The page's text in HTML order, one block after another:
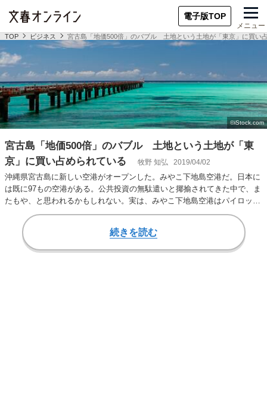
電子版TOP
メニュー
TOP ビジネス 宮古島「地価500倍」のバブル 土地という土地が「東京」に買い
宮古島「地価500倍」のバブル 土地という土地が「東
京」に買い占められている
牧野 知弘 2019/04/02
沖縄県宮古島に新しい空港がオープンした。みやこ下地島空港だ。日本に
は既に97もの空港がある。公共投資の無駄遣いと揶揄されてきた中で、ま
たもや、と思われるかもしれない。実は、みやこ下地島空港はパイロット
の訓練用の飛行…
続きを読む